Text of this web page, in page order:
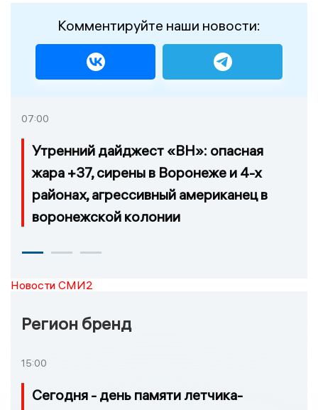
Комментируйте наши новости:
07:00
Утренний дайджест «ВН»: опасная
жара +37, сирены в Воронеже и 4-х
районах, агрессивный американец в
воронежской колонии
Новости СМИ2
Регион бренд
15:00
Сегодня - день памяти летчика-